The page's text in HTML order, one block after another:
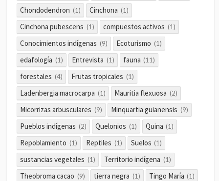
Chondodendron (1) Cinchona (1)
Cinchona pubescens (1) compuestos activos (1)
Conocimientos indígenas (9) Ecoturismo (1)
edafología (1) Entrevista (1) fauna (11)
forestales (4) Frutas tropicales (1)
Ladenbergia macrocarpa (1) Mauritia flexuosa (2)
Micorrizas arbusculares (9) Minquartia guianensis (9)
Pueblos indígenas (2) Quelonios (1) Quina (1)
Repoblamiento (1) Reptiles (1) Suelos (1)
sustancias vegetales (1) Territorio indígena (1)
Theobroma cacao (9) tierra negra (1) Tingo María (1)